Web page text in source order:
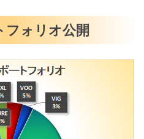
フォリオ公開